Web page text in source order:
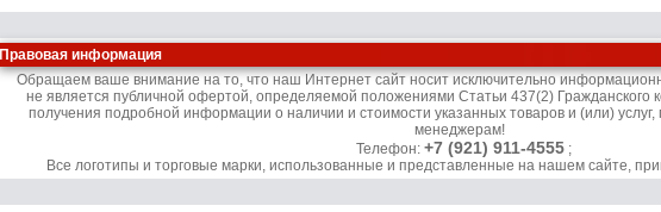
Правовая информация
Обращаем ваше внимание на то, что наш Интернет сайт носит исключительно
не является публичной офертой, определяемой положениями Статьи 437(2) Гражданского
получения подробной информации о наличии и стоимости указанных товаров и (или)
менеджерам!
Телефон: +7 (921) 911-4555;
Все логотипы и торговые марки, использованные и представленные на нашем сайте,